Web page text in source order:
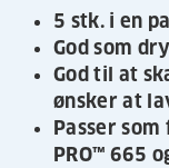
5 stk. i en
God som
God til at
ønsker at
Passer
PRO™ 665